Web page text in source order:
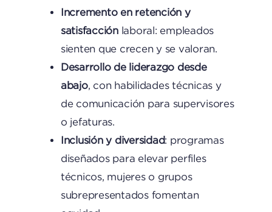
Incremento en retención y
satisfacciónlaboral: empleados
sienten que crecen y se valoran.
Desarrollo de liderazgo desde
abajo, con habilidades técnicas y
de comunicación para supervisores
o jefaturas.
Inclusión y diversidad: programas
diseñados para elevar perfiles
técnicos, mujeres o grupos
subrepresentados fomentan